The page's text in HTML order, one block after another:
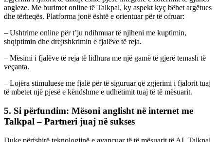
angleze. Me burimet online të Talkpal, ky aspekt kyç bëhet argëtues
dhe tërheqës. Platforma jonë është e orientuar për të ofruar:
– Ushtrime online për t’ju ndihmuar të njiheni me kuptimin,
shqiptimin dhe drejtshkrimin e fjalëve të reja.
– Mësimi i fjalëve të reja të lidhura me një gamë të gjerë temash të
veçanta.
– Lojëra stimuluese me fjalë për të siguruar që zgjerimi i fjalorit tuaj
të mbetet një pjesë e këndshme e udhëtimit tuaj të të mësuarit.
5. Si përfundim: Mësoni anglisht në internet me
Talkpal – Partneri juaj në sukses
Duke përfshirë teknologjinë e avancuar të të mësuarit të AI, Talkpal